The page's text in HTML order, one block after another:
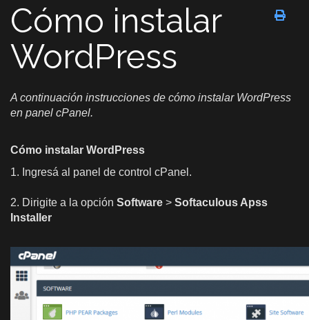
Cómo instalar
WordPress
A continuación instrucciones de cómo instalar WordPress
en panel cPanel.
Cómo instalar WordPress
1. Ingresá al panel de control cPanel.
2. Dirigite a la opción Software > Softaculous Apss
Installer